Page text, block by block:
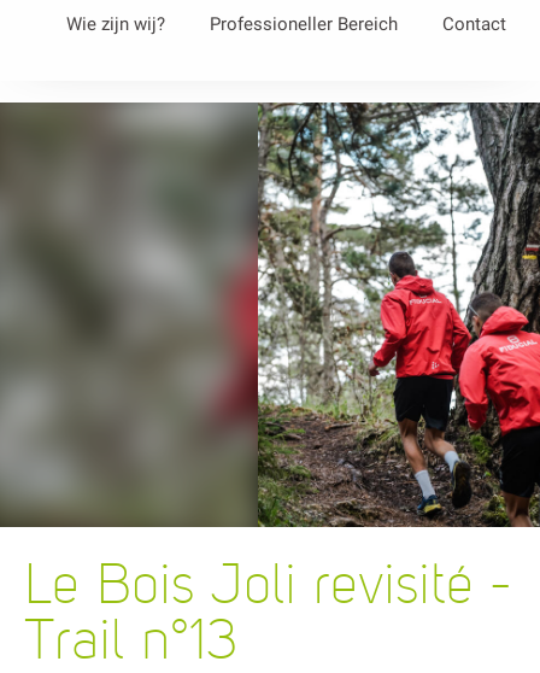
Wie zijn wij? Professioneller Bereich Contact
Le Bois Joli revisité -
Trail n°13